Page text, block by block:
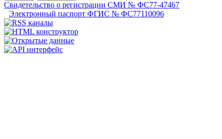
Свидетельство о регистрации СМИ № ФС77-47467
Электронный паспорт ФГИС № ФС77110096